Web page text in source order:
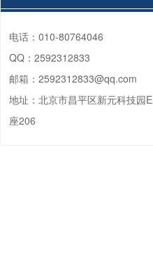
电话： 010-80764046
QQ： 2592312833
邮箱： 2592312833@qq.com
地址： 北京市昌平区新元科技园E
座206